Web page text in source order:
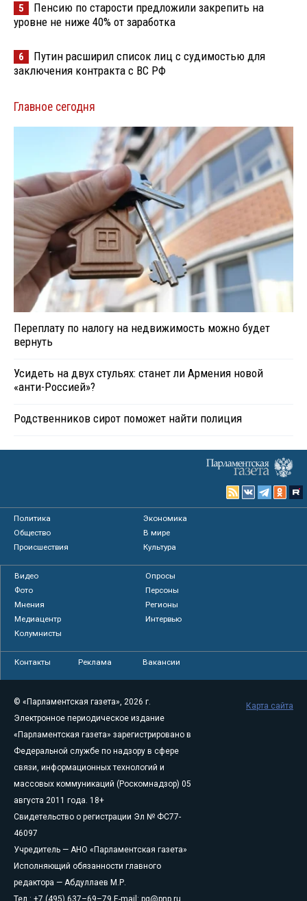
5
Пенсию по старости предложили закрепить на
уровне не ниже 40% от заработка
6
Путин расширил список лиц с судимостью для
заключения контракта с ВС РФ
Главное сегодня
Переплату по налогу на недвижимость можно будет
вернуть
Усидеть на двух стульях: станет ли Армения новой
«анти-Россией»?
Родственников сирот поможет найти полиция
Политика
Экономика
Общество
В мире
Происшествия
Культура
Видео
Опросы
Фото
Персоны
Мнения
Регионы
Медиацентр
Интервью
Колумнисты
Контакты Реклама Вакансии
© «Парламентская газета», 2026 г.
Электронное периодическое издание
«Парламентская газета» зарегистрировано в
Федеральной службе по надзору в сфере
связи, информационных технологий и
массовых коммуникаций (Роскомнадзор) 05
августа 2011 года. 18+
Свидетельство о регистрации Эл № ФС77-
46097
Учредитель — АНО «Парламентская газета»
Исполняющий обязанности главного
редактора — Абдуллаев М.Р.
Карта сайта